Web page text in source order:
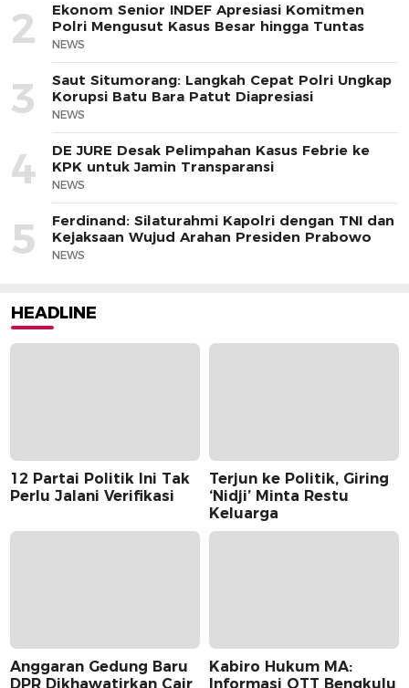
2
Ekonom Senior INDEF Apresiasi Komitmen
Polri Mengusut Kasus Besar hingga Tuntas
NEWS
3
Saut Situmorang: Langkah Cepat Polri Ungkap
Korupsi Batu Bara Patut Diapresiasi
NEWS
4
DE JURE Desak Pelimpahan Kasus Febrie ke
KPK untuk Jamin Transparansi
NEWS
5
Ferdinand: Silaturahmi Kapolri dengan TNI dan
Kejaksaan Wujud Arahan Presiden Prabowo
NEWS
HEADLINE
12 Partai Politik Ini Tak
Perlu Jalani Verifikasi
Terjun ke Politik, Giring
‘Nidji’ Minta Restu
Keluarga
Anggaran Gedung Baru
DPR Dikhawatirkan Cair
Kabiro Hukum MA:
Informasi OTT Bengkulu